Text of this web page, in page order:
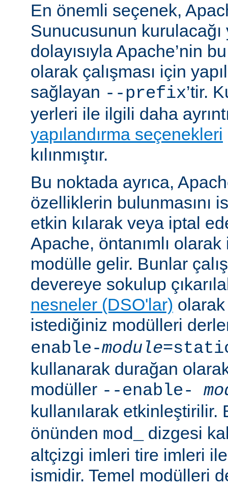
En önemli seçenek,
Sunucusunun
dolayısıyla Apache’nin
olarak çalışması için
sağlayan --prefix’tir.
yerleri ile ilgili daha
yapılandırma seçenekleri
kılınmıştır.
Bu noktada ayrıca,
özelliklerin bulunmasını
etkin kılarak veya iptal
Apache, öntanımlı
modülle gelir. Bunlar
devereye sokulup
nesneler (DSO'lar) olarak
istediğiniz modülleri
enable-module
kullanarak durağan
modüller --enable-
kullanılarak
önünden mod_
dizgesi
altçizgi imleri tire imleri
ismidir. Temel modülleri